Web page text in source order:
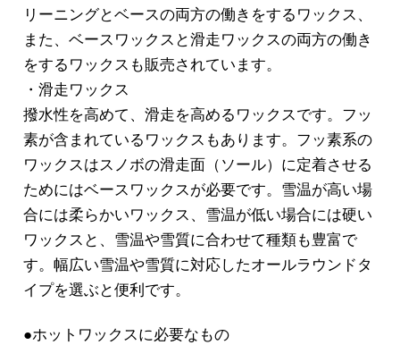
リーニングとベースの両方の働きをするワックス、
また、ベースワックスと滑走ワックスの両方の働き
をするワックスも販売されています。
・滑走ワックス
撥水性を高めて、滑走を高めるワックスです。フッ
素が含まれているワックスもあります。フッ素系の
ワックスはスノボの滑走面（ソール）に定着させる
ためにはベースワックスが必要です。雪温が高い場
合には柔らかいワックス、雪温が低い場合には硬い
ワックスと、雪温や雪質に合わせて種類も豊富で
す。幅広い雪温や雪質に対応したオールラウンドタ
イプを選ぶと便利です。
●ホットワックスに必要なもの